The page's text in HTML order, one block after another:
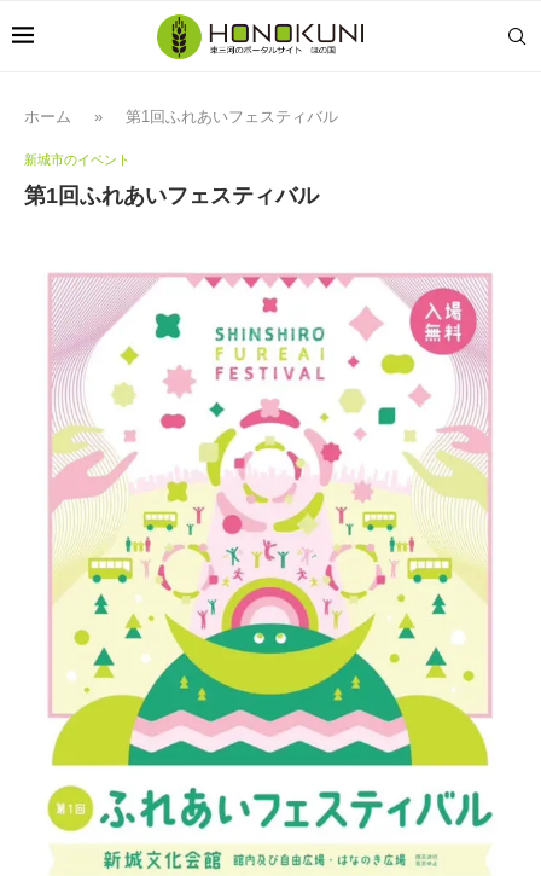
ホーム » 第1回ふれあいフェスティバル
新城市のイベント
第1回ふれあいフェスティバル